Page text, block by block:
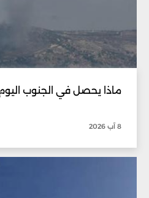
ماذا يحصل في الجنوب
8 آب 2026